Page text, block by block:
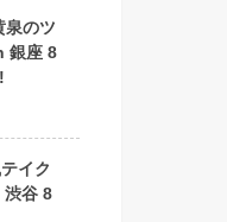
泉のツ
銀座 8
イク
渋谷 8